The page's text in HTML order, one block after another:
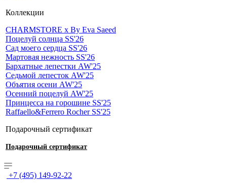
Коллекции
CHARMSTORE х By Eva Saeed
Поцелуй солнца SS'26
Сад моего сердца SS'26
Мартовая нежность SS'26
Бархатные лепестки AW'25
Седьмой лепесток AW'25
Объятия осени AW'25
Осенний поцелуй AW'25
Принцесса на горошине SS'25
Raffaello&Ferrero Rocher SS'25
Подарочный сертификат
Подарочный сертификат
+7 (495) 149-92-22